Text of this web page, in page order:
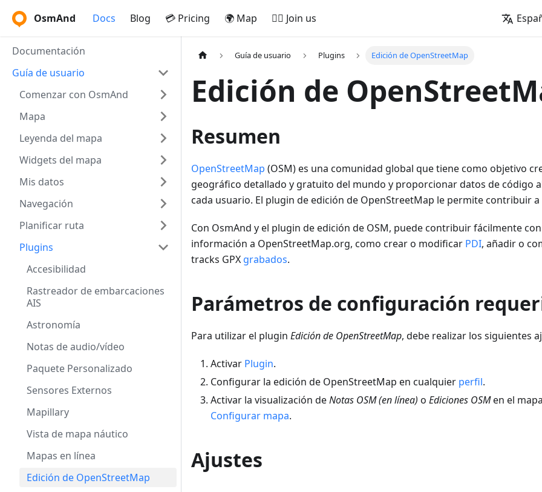
OsmAnd Docs Blog 💳 Pricing 🌍 Map 🚵‍♂️ Join us
Documentación
Guía de usuario
Comenzar con OsmAnd
Mapa
Leyenda del mapa
Widgets del mapa
Mis datos
Navegación
Planificar ruta
Plugins
Accesibilidad
Rastreador de embarcaciones
AIS
Astronomía
Notas de audio/vídeo
Paquete Personalizado
Sensores Externos
Mapillary
Vista de mapa náutico
Mapas en línea
Edición de OpenStreetMap
Guía de usuario Plugins Edición de OpenStreetMap
Edición de
Resumen
OpenStreetMap (OSM) es una comunidad global que tiene como objetivo
geográfico detallado y gratuito del mundo y proporcionar datos de código
cada usuario. El plugin de edición de OpenStreetMap le permite contribuir
Con OsmAnd y el plugin de edición de OSM, puede contribuir fácilmente
información a OpenStreetMap.org, como crear o modificar PDI, añadir o
tracks GPX grabados.
Parámetros de configuración
Para utilizar el plugin Edición de OpenStreetMap, debe realizar los siguientes
Activar Plugin.
Configurar la edición de OpenStreetMap en cualquier perfil.
Activar la visualización deNotas OSM (en línea) o Ediciones OSMen el
Configurar mapa.
Ajustes